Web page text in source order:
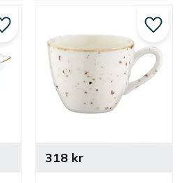
är ett bra serveringsfat
Lägg till i favoriter
318kr
Lägg